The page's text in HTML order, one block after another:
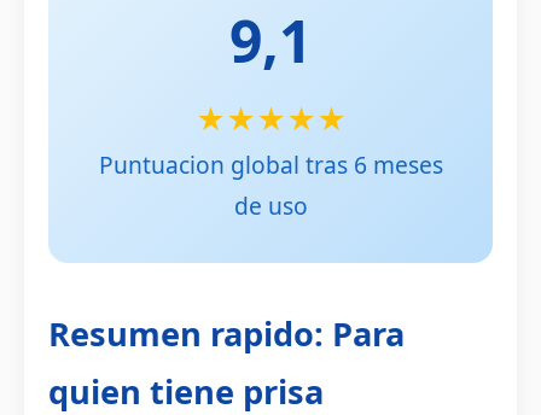
9,1
★★★★★
Puntuacion global tras 6 meses
de uso
Resumen rapido: Para
quien tiene prisa